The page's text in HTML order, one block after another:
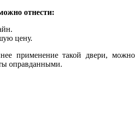
отнести:
цену.
применение такой двери, можно
оправданными.